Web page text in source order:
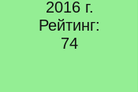
2016 г.
Рейтинг:
74